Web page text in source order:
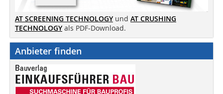
AT SCREENING TECHNOLOGY und AT CRUSHING
TECHNOLOGY als PDF-Download.
Anbieter finden